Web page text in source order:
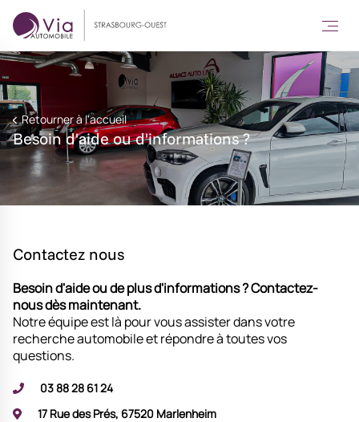
Retourner à l'accueil
Besoin d'aide ou d'informations ?
Contactez nous
Besoin d'aide ou de plus d'informations ?Contactez-
nous dès maintenant.
Notre équipe est là pour vous assister dans votre
recherche automobile et répondre à toutes vos
questions.
03 88 28 61 24
17 Rue des Prés, 67520 Marlenheim